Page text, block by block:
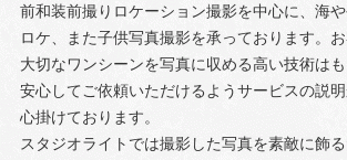
前和装前撮りロケーション撮影を中心に、海
ロケ、また子供写真撮影を承っております。
大切なワンシーンを写真に収める高い技術は
安心してご依頼いただけるようサービスの説
心掛けております。
スタジオライトでは撮影した写真を素敵に飾